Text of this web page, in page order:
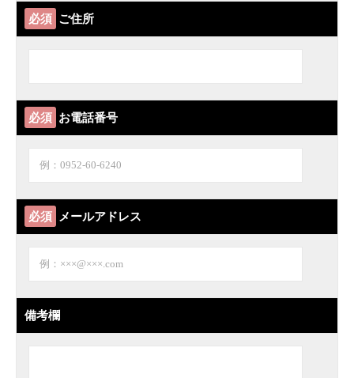
必須 ご住所
必須 お電話番号
必須 メールアドレス
備考欄